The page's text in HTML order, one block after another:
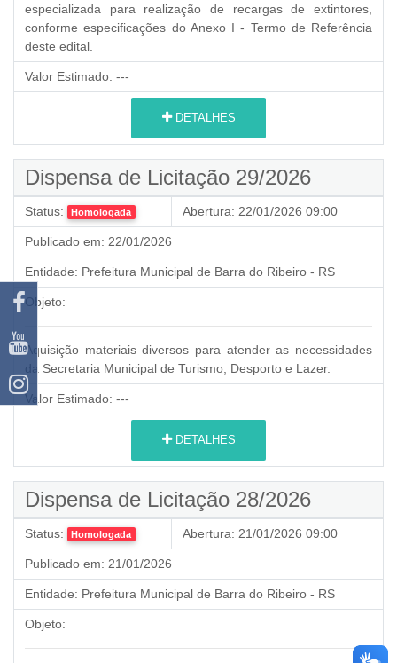
especializada para realização de recargas de extintores,
conforme especificações do Anexo I - Termo de Referência
deste edital.
Valor Estimado: ---
DETALHES
Dispensa de Licitação 29/2026
Status: Homologada Abertura: 22/01/2026 09:00
Publicado em: 22/01/2026
Entidade: Prefeitura Municipal de Barra do Ribeiro - RS
Objeto:
Aquisição materiais diversos para atender as necessidades
da Secretaria Municipal de Turismo, Desporto e Lazer.
Valor Estimado: ---
DETALHES
Dispensa de Licitação 28/2026
Status: Homologada Abertura: 21/01/2026 09:00
Publicado em: 21/01/2026
Entidade: Prefeitura Municipal de Barra do Ribeiro - RS
Objeto: